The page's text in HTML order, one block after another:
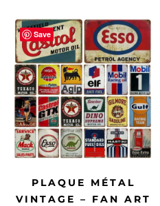
Save
PLAQUE MÉTAL
VINTAGE – FAN ART